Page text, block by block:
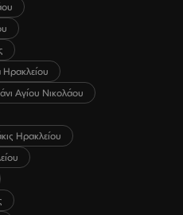
Αγίου Νικολάου
Ηρακλείου